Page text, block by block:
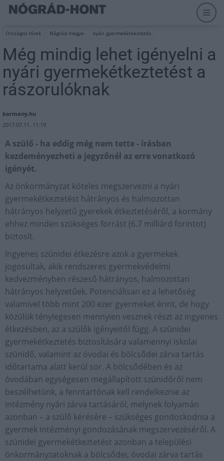
Országos hírek Nógrád megye nyári gyermekétkeztetés
Még mindig lehet igényelni a
nyári gyermekétkeztetést a
rászorulóknak
kormany.hu
2017.07.11. 11:19
A szülő - ha eddig még nem tette - írásban
kezdeményezheti a jegyzőnél az erre vonatkozó
igényét.
Az önkormányzat köteles megszervezni a nyári
gyermekétkeztetést hátrányos és halmozottan
hátrányos helyzetű gyerekek étkeztetéséről, a kormány
ehhez minden szükséges forrást (6.7 milliárd forintot)
biztosít.
Ingyenes szünidei étkezésre azok a gyermekek
jogosultak, akik rendszeres gyermekvédelmi
kedvezményben részeső hátrányos, halmozottan
hátrányos helyzetűek. Potenciálisan ez a lehetőség
valamivel több mint 200 ezer gyermeket érint, de hogy
közülük ténylegesen mennyien vesznek részt az ingyenes
étkezésben, az a szülők igényeitől függ. A szünidei
gyermekétkeztetés biztosítására valamennyi iskolai
szünidő, valamint az óvodai és bölcsődei zárva tartás
időtartama alatt kerül sor. A bölcsődében és az
óvodában egységesen megállapított szünidőről nem
beszélhetünk, a fenntartónak kell rendelkeznie az
intézmény nyári zárva tartásáról, melynek folyamán
azonban – a szülő kérésére – szükséges gondoskodnia a
gyermek intézményi gondozásának megszervezéséről. A
szünidei gyermekétkeztetést azonban a települési
önkormányzatoknak a bölcsődei, óvodai zárva tartás